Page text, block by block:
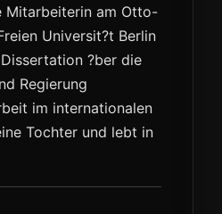
Mitarbeiterin am Otto-
Universit?t Berlin
?ber die
Regierung
im internationalen
Tochter und lebt in